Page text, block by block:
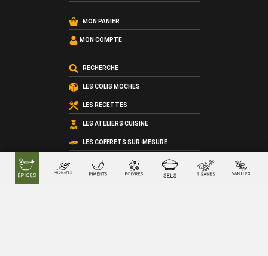
MON PANIER
MON COMPTE
RECHERCHE
LES COLIS MOCHES
LES RECETTES
LES ATELIERS CUISINE
LES COFFRETS SUR-MESURE
LES CARTES CADEAU